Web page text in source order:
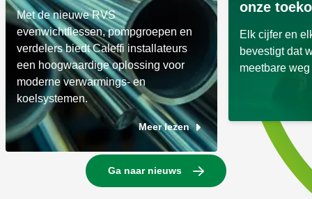
Met de nieuwe RVS
evenwichtflessen, pompgroepen en
verdelers biedt Caleffi installateurs
een hoogwaardige oplossing voor
moderne verwarmings- en
koelsystemen.
Meer lezen
onze
Elk cijfer en
bevestigt dat
meetbare
Ga naar nieuws